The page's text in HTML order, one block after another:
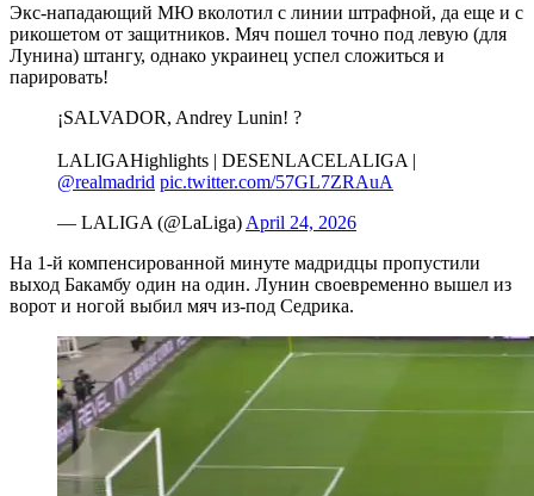
Экс-нападающий МЮ вколотил с линии штрафной, да еще и с
рикошетом от защитников. Мяч пошел точно под левую (для
Лунина) штангу, однако украинец успел сложиться и
парировать!
¡SALVADOR, Andrey Lunin! ?
LALIGAHighlights | DESENLACELALIGA |
@realmadrid pic.twitter.com/57GL7ZRAuA
— LALIGA (@LaLiga) April 24, 2026
На 1-й компенсированной минуте мадридцы пропустили
выход Бакамбу один на один. Лунин своевременно вышел из
ворот и ногой выбил мяч из-под Седрика.